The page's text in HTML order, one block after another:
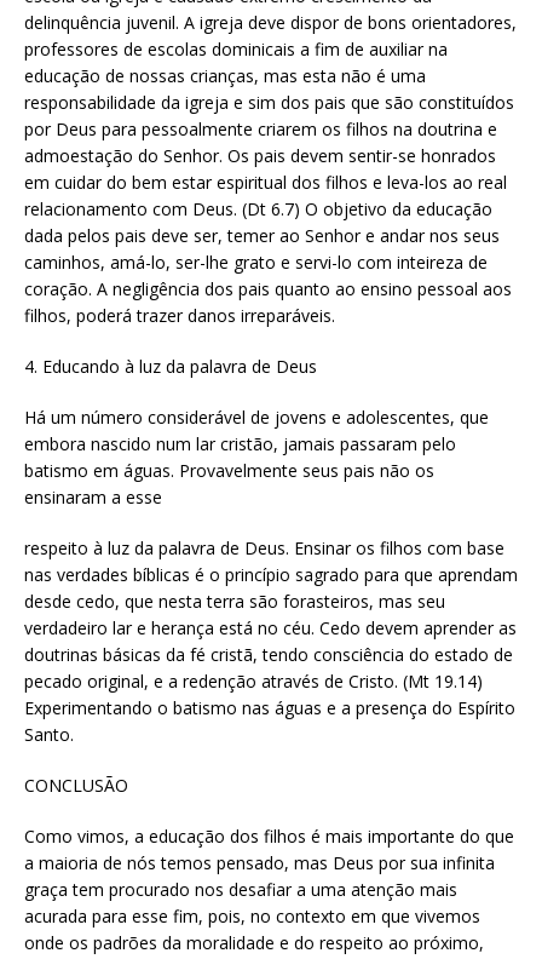
delinquência juvenil. A igreja deve dispor de bons orientadores,
professores de escolas dominicais a fim de auxiliar na
educação de nossas crianças, mas esta não é uma
responsabilidade da igreja e sim dos pais que são constituídos
por Deus para pessoalmente criarem os filhos na doutrina e
admoestação do Senhor. Os pais devem sentir-se honrados
em cuidar do bem estar espiritual dos filhos e leva-los ao real
relacionamento com Deus. (Dt 6.7) O objetivo da educação
dada pelos pais deve ser, temer ao Senhor e andar nos seus
caminhos, amá-lo, ser-lhe grato e servi-lo com inteireza de
coração. A negligência dos pais quanto ao ensino pessoal aos
filhos, poderá trazer danos irreparáveis.
4. Educando à luz da palavra de Deus
Há um número considerável de jovens e adolescentes, que
embora nascido num lar cristão, jamais passaram pelo
batismo em águas. Provavelmente seus pais não os
ensinaram a esse
respeito à luz da palavra de Deus. Ensinar os filhos com base
nas verdades bíblicas é o princípio sagrado para que aprendam
desde cedo, que nesta terra são forasteiros, mas seu
verdadeiro lar e herança está no céu. Cedo devem aprender as
doutrinas básicas da fé cristã, tendo consciência do estado de
pecado original, e a redenção através de Cristo. (Mt 19.14)
Experimentando o batismo nas águas e a presença do Espírito
Santo.
CONCLUSÃO
Como vimos, a educação dos filhos é mais importante do que
a maioria de nós temos pensado, mas Deus por sua infinita
graça tem procurado nos desafiar a uma atenção mais
acurada para esse fim, pois, no contexto em que vivemos
onde os padrões da moralidade e do respeito ao próximo,